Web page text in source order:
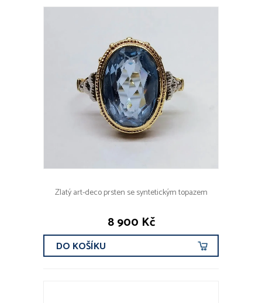
Zlatý art-deco prsten se syntetickým topazem
8 900 Kč
DO KOŠÍKU